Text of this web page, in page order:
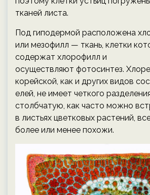
тканей листа.
Под гиподермой расположена
или мезофилл — ткань, клетки
содержат хлорофилл и
осуществляют фотосинтез.
корейской, как и других видов
елей, не имеет четкого
столбчатую, как часто можно
в листьях цветковых растений,
более или менее похожи.